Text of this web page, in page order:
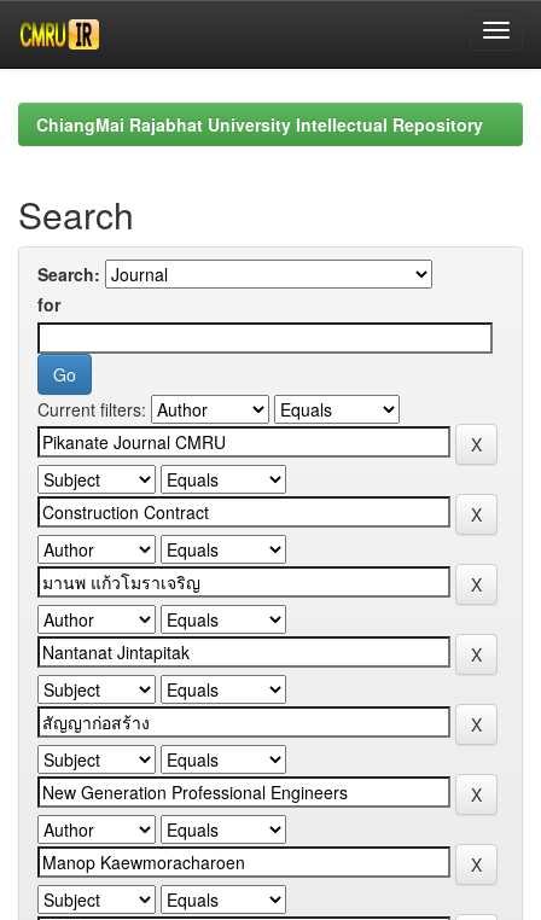
navigationChiangMai Rajabhat University Intellectual Repository
Search
Search:
for
Current filters: